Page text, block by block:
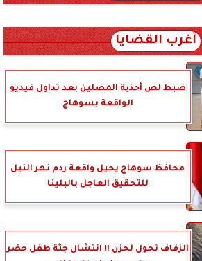
أغرب القضايا
ضبط لص أحذية المصلين بعد تداول فيديو
الواقعة بسوهاج
محافظ سوهاج يحيل واقعة ردم نهر النيل
للتحقيق العاجل بالبلينا
الزفاف تحول لحزن !! انتشال جثة طفل حضر